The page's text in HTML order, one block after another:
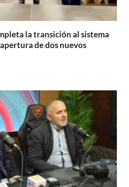
la transición al sistema
de dos nuevos